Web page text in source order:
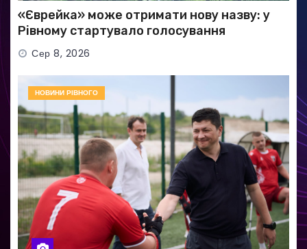
«Єврейка» може отримати нову назву: у
Рівному стартувало голосування
Сер 8, 2026
НОВИНИ РІВНОГО